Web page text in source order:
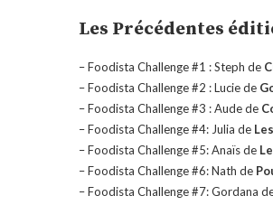
Les Précédentes
– Foodista Challenge #1 : Steph de
– Foodista Challenge #2 : Lucie de
– Foodista Challenge #3 : Aude de
– Foodista Challenge #4: Julia de
– Foodista Challenge #5: Anaïs de
– Foodista Challenge #6: Nath de
– Foodista Challenge #7: Gordana